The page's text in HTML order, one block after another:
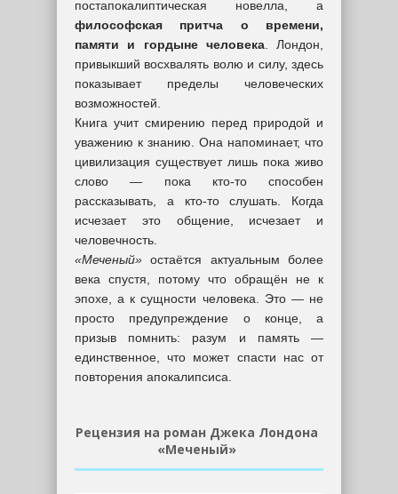
постапокалиптическая новелла, а
философская притча о времени,
памяти и гордыне человека. Лондон,
привыкший восхвалять волю и силу, здесь
показывает пределы человеческих
возможностей.
Книга учит смирению перед природой и
уважению к знанию. Она напоминает, что
цивилизация существует лишь пока живо
слово — пока кто-то способен
рассказывать, а кто-то слушать. Когда
исчезает это общение, исчезает и
человечность.
«Меченый» остаётся актуальным более
века спустя, потому что обращён не к
эпохе, а к сущности человека. Это — не
просто предупреждение о конце, а
призыв помнить: разум и память —
единственное, что может спасти нас от
повторения апокалипсиса.
Рецензия на роман Джека Лондона
«Меченый»